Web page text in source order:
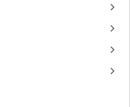
keyboard_arrow_right
keyboard_arrow_right
keyboard_arrow_right
keyboard_arrow_right